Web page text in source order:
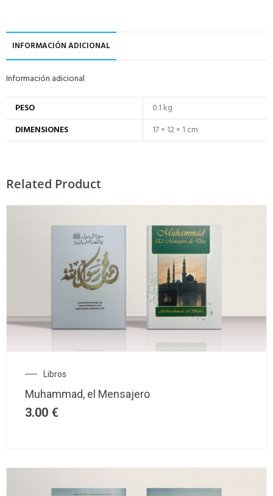
INFORMACIÓN ADICIONAL
Información adicional
PESO
0.1 kg
DIMENSIONES
17 × 12 × 1 cm
Related Product
Libros
Muhammad, el Mensajero
3.00 €